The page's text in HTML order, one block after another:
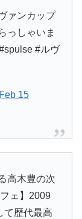
ァンカップ
っしゃいま
#ルヴ
15
高木豊の次
ェ】2009
て歴代最高